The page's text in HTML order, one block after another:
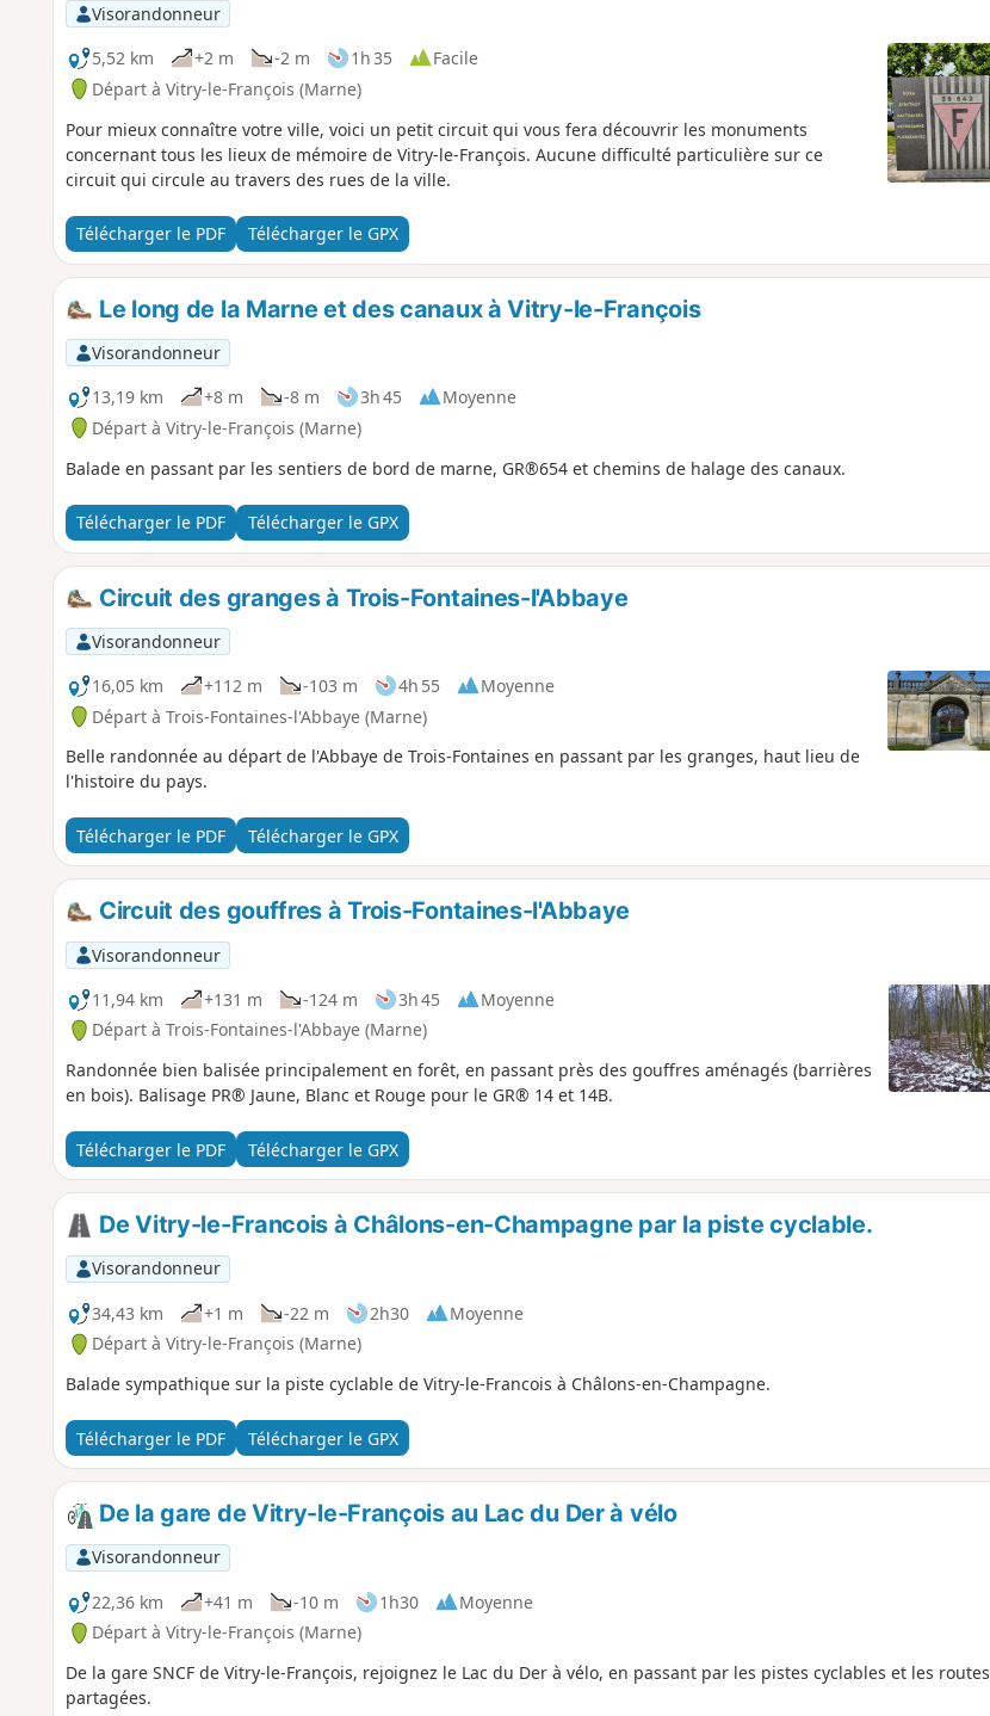
Visorandonneur
5,52 km
+2 m -2 m 1h 35
Facile
Départ à Vitry-le-François (Marne)
Pour mieux connaître votre ville, voici un petit circuit qui vous fera découvrir les monuments
concernant tous les lieux de mémoire de Vitry-le-François. Aucune difficulté particulière sur ce
circuit qui circule au travers des rues de la ville.
Télécharger le PDF Télécharger le GPX
Le long de la Marne et des canaux à Vitry-le-François
Visorandonneur
13,19 km
+8 m -8 m 3h 45
Moyenne
Départ à Vitry-le-François (Marne)
Balade en passant par les sentiers de bord de marne, GR®654 et chemins de halage des canaux.
Télécharger le PDF Télécharger le GPX
Circuit des granges à Trois-Fontaines-l'Abbaye
Visorandonneur
16,05 km
+112 m -103 m 4h 55
Moyenne
Départ à Trois-Fontaines-l'Abbaye (Marne)
Belle randonnée au départ de l'Abbaye de Trois-Fontaines en passant par les granges, haut lieu de
l'histoire du pays.
Télécharger le PDF Télécharger le GPX
Circuit des gouffres à Trois-Fontaines-l'Abbaye
Visorandonneur
11,94 km
+131 m -124 m 3h 45
Moyenne
Départ à Trois-Fontaines-l'Abbaye (Marne)
Randonnée bien balisée principalement en forêt, en passant près des gouffres aménagés (barrières
en bois). Balisage PR® Jaune, Blanc et Rouge pour le GR® 14 et 14B.
Télécharger le PDF Télécharger le GPX
De Vitry-le-Francois à Châlons-en-Champagne par la piste cyclable.
Visorandonneur
34,43 km
+1 m -22 m 2h30
Moyenne
Départ à Vitry-le-François (Marne)
Balade sympathique sur la piste cyclable de Vitry-le-Francois à Châlons-en-Champagne.
Télécharger le PDF Télécharger le GPX
De la gare de Vitry-le-François au Lac du Der à vélo
Visorandonneur
22,36 km
+41 m -10 m 1h30
Moyenne
Départ à Vitry-le-François (Marne)
De la gare SNCF de Vitry-le-François, rejoignez le Lac du Der à vélo, en passant par les pistes cyclables et les routes
partagées.